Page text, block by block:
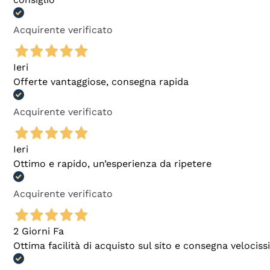
Acquirente verificato
Ieri
Offerte vantaggiose, consegna rapida
Acquirente verificato
Ieri
Ottimo e rapido, un’esperienza da ripetere
Acquirente verificato
2 Giorni Fa
Ottima facilità di acquisto sul sito e consegna